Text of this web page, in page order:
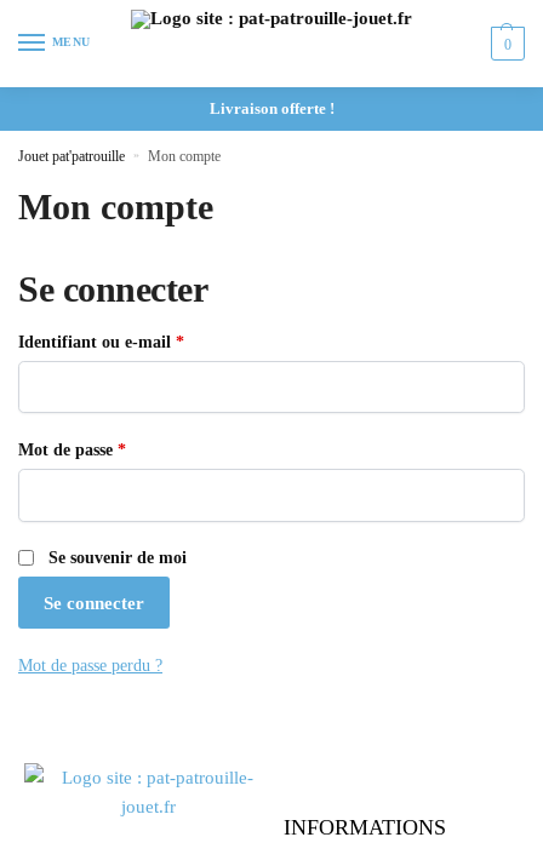
MENU 0
Livraison offerte !
Jouet pat'patrouille » Mon compte
Mon compte
Se connecter
Identifiant ou e-mail *
Mot de passe *
Se souvenir de moi
Se connecter
Mot de passe perdu ?
INFORMATIONS